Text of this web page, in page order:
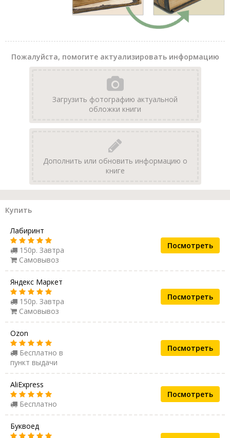
Пожалуйста, помогите актуализировать информацию
Загрузить фотографию актуальной
обложки книги
Дополнить или обновить информацию о
книге
Купить
Лабиринт
150р. Завтра
Самовывоз
Посмотреть
Яндекс Маркет
150р. Завтра
Самовывоз
Посмотреть
Ozon
Бесплатно в
пункт выдачи
Посмотреть
AliExpress
Бесплатно
Посмотреть
Буквоед